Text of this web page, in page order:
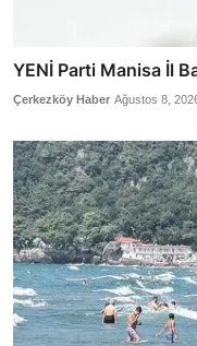
YENİ Parti Manisa İl
Çerkezköy Haber Ağustos 8,